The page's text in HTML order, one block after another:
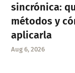
sincrónica:
métodos y
aplicarla
Aug 6, 2026